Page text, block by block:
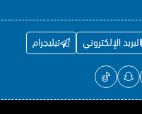
البريد الإلكتروني تيليجرام